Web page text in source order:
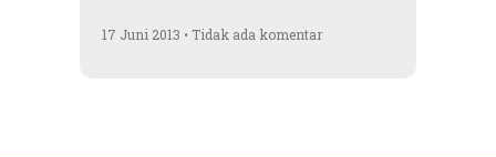
17 Juni 2013 Tidak ada komentar